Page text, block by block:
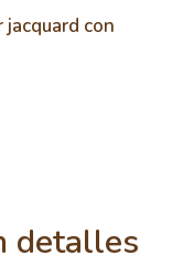
jacquard con
detalles